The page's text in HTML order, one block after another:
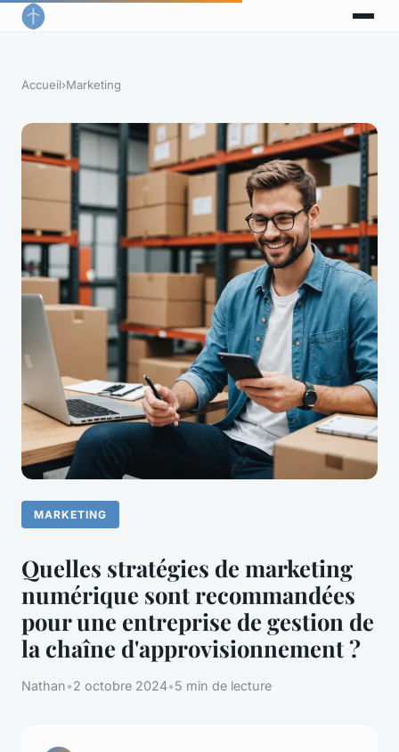
Accueil›Marketing
MARKETING
Quelles stratégies de marketing
numérique sont recommandées
pour une entreprise de gestion de
la chaîne d'approvisionnement ?
Nathan•2 octobre 2024•5 min de lecture